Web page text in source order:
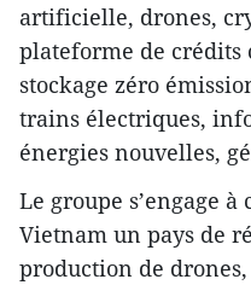
artificielle, drones,
plateforme de crédits
stockage zéro
trains électriques,
énergies nouvelles,
Le groupe s’engage
Vietnam un pays de
production de